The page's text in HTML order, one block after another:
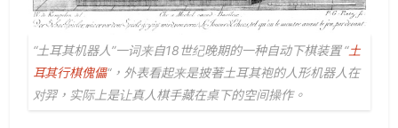
“土耳其机器人”一词来自18世纪晚期的一种自动下棋装置 “土
耳其行棋傀儡“，外表看起来是披著土耳其袍的人形机器人在
对羿，实际上是让真人棋手藏在桌下的空间操作。